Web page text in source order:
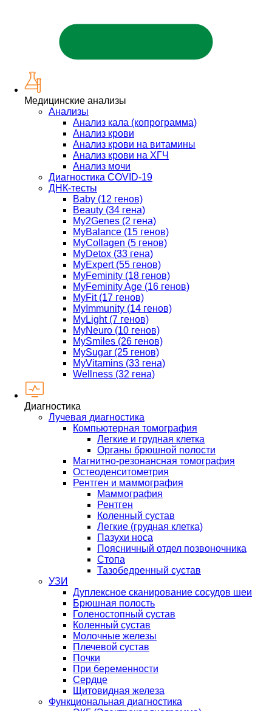
Медицинские анализы
Анализы
Анализ кала (копрограмма)
Анализ крови
Анализ крови на витамины
Анализ крови на ХГЧ
Анализ мочи
Диагностика COVID-19
ДНК-тесты
Baby (12 генов)
Beauty (34 гена)
My2Genes (2 гена)
MyBalance (15 генов)
MyCollagen (5 генов)
MyDetox (33 гена)
MyExpert (55 генов)
MyFeminity (18 генов)
MyFeminity Age (16 генов)
MyFit (17 генов)
MyImmunity (14 генов)
MyLight (7 генов)
MyNeuro (10 генов)
MySmiles (26 генов)
MySugar (25 генов)
MyVitamins (33 гена)
Wellness (32 гена)
Диагностика
Лучевая диагностика
Компьютерная томография
Легкие и грудная клетка
Органы брюшной полости
Магнитно-резонансная томография
Остеоденситометрия
Рентген и маммография
Маммография
Рентген
Коленный сустав
Легкие (грудная клетка)
Пазухи носа
Поясничный отдел позвоночника
Стопа
Тазобедренный сустав
УЗИ
Дуплексное сканирование сосудов шеи
Брюшная полость
Голеностопный сустав
Коленный сустав
Молочные железы
Плечевой сустав
Почки
При беременности
Сердце
Щитовидная железа
Функциональная диагностика